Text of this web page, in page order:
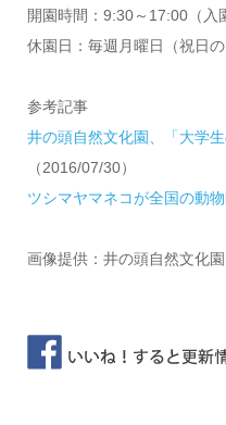
開園時間：9:30～17:00（入
休園日：毎週月曜日（祝日の
参考記事
井の頭自然文化園、「大学
（2016/07/30）
ツシマヤマネコが全国の動
画像提供：井の頭自然文化園